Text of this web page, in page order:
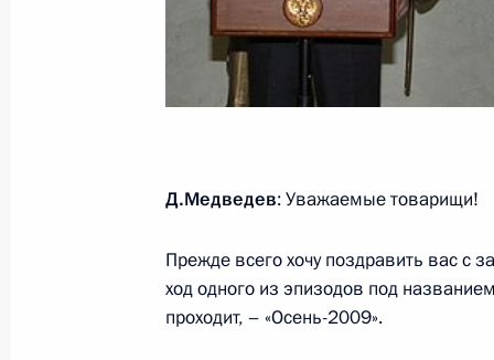
Банка ВТБ Андреем Костиным
8 октября 2009 года, 15:00 Московская
Вступительное слово на
7 октября 2009 года, 14:30 Москва, Кремль
Д.Медведев: Уважаемые товарищи!
Прежде всего хочу поздравить вас с
ход одного из эпизодов под
проходит, – «Осень-2009».